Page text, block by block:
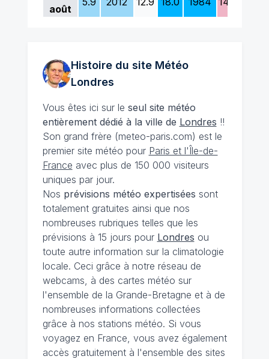
août
Histoire du site Météo
Londres
Vous êtes ici sur le seul site météo
entièrement dédié à la ville de Londres !!
Son grand frère (meteo-paris.com) est le
premier site météo pour Paris et l'Île-de-
France avec plus de 150 000 visiteurs
uniques par jour.
Nos prévisions météo expertisées sont
totalement gratuites ainsi que nos
nombreuses rubriques telles que les
prévisions à 15 jours pour Londres ou
toute autre information sur la climatologie
locale. Ceci grâce à notre réseau de
webcams, à des cartes météo sur
l'ensemble de la Grande-Bretagne et à de
nombreuses informations collectées
grâce à nos stations météo. Si vous
voyagez en France, vous avez également
accès gratuitement à l'ensemble des sites